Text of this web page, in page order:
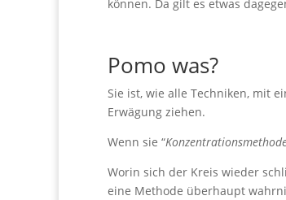
können. Da gilt es etwas
Pomo was?
Sie ist, wie alle Techniken, mit
Erwägung ziehen.
Wenn sie “
Worin sich der Kreis wieder
eine Methode überhaupt